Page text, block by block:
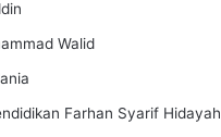
Walid
Farhan Syarif Hidayah